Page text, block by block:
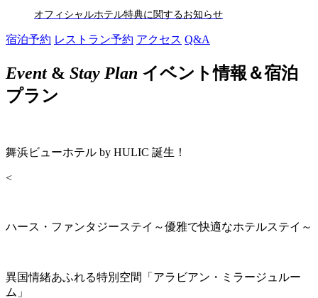
オフィシャルホテル特典に関するお知らせ
宿泊予約 レストラン予約 アクセス Q&A
Event& Stay Plan イベント情報＆宿泊
プラン
舞浜ビューホテル by HULIC 誕生！
<
ハース・ファンタジーステイ～優雅で快適なホテルステイ～
異国情緒あふれる特別空間「アラビアン・ミラージュルー
ム」